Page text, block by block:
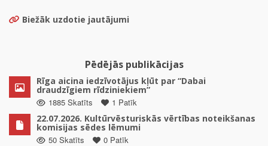
Biežāk uzdotie jautājumi
Pēdējās publikācijas
Rīga aicina iedzīvotājus kļūt par “Dabai
draudzīgiem rīdziniekiem”
1885 Skatīts
1 Patīk
22.07.2026. Kultūrvēsturiskās vērtības noteikšanas
komisijas sēdes lēmumi
50 Skatīts
0 Patīk